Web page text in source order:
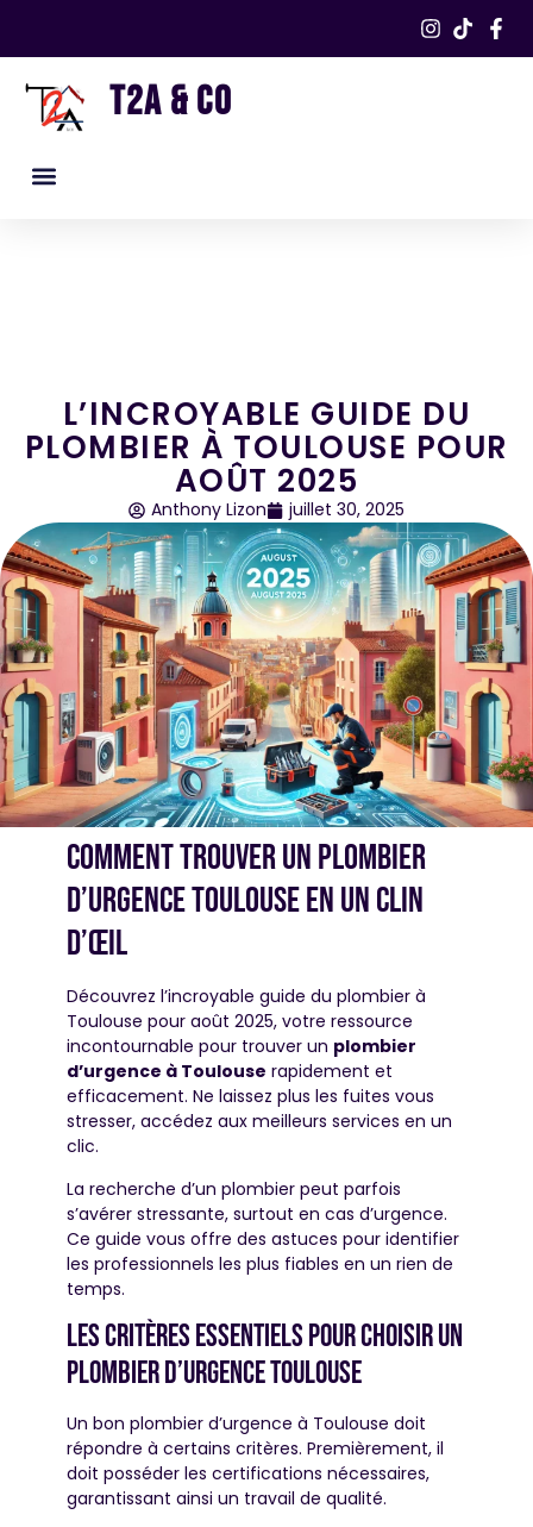
T2A & CO
L’INCROYABLE GUIDE DU
PLOMBIER À TOULOUSE POUR
AOÛT 2025
Anthony Lizon juillet 30, 2025
Comment trouver un plombier
d’urgence toulouse en un clin
d’œil
Découvrez l’incroyable guide du plombier à
Toulouse pour août 2025, votre ressource
incontournable pour trouver un plombier
d’urgence à Toulouse rapidement et
efficacement. Ne laissez plus les fuites vous
stresser, accédez aux meilleurs services en un
clic.
La recherche d’un plombier peut parfois
s’avérer stressante, surtout en cas d’urgence.
Ce guide vous offre des astuces pour identifier
les professionnels les plus fiables en un rien de
temps.
Les critères essentiels pour choisir un
plombier d’urgence toulouse
Un bon plombier d’urgence à Toulouse doit
répondre à certains critères. Premièrement, il
doit posséder les certifications nécessaires,
garantissant ainsi un travail de qualité.